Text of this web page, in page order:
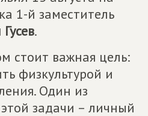
1-й заместитель
.
стоит важная цель:
физкультурой и
Один из
задачи – личный